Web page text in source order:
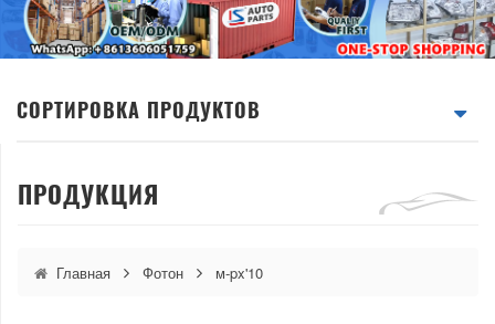
СОРТИРОВКА ПРОДУКТОВ
ПРОДУКЦИЯ
Главная Фотон м-px'10